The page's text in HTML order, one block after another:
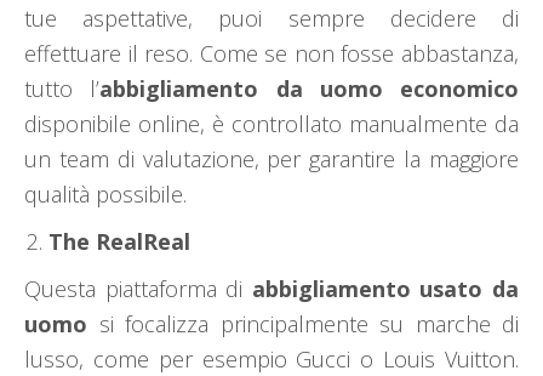
tue aspettative, puoi sempre decidere di
effettuare il reso. Come se non fosse abbastanza,
tutto l’abbigliamento da uomo economico
disponibile online, è controllato manualmente da
un team di valutazione, per garantire la maggiore
qualità possibile.
The RealReal
Questa piattaforma di abbigliamento usato da
uomo si focalizza principalmente su marche di
lusso, come per esempio Gucci o Louis Vuitton.